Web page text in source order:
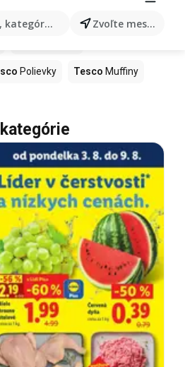
kategórie, produkty... Zvoľte mesto
Polievky Tesco Muffiny